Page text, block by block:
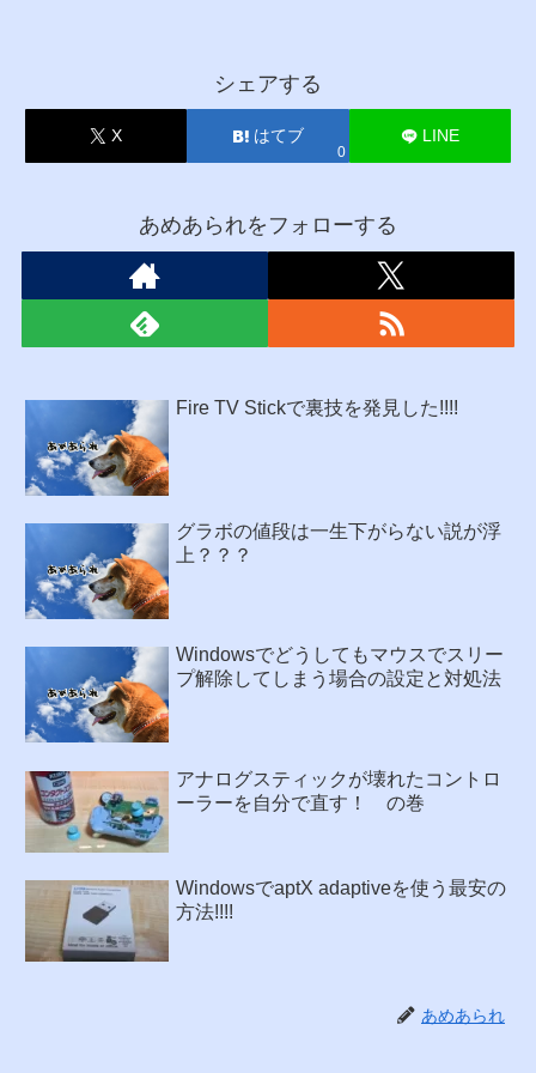
シェアする
X はてブ
0
LINE
あめあられをフォローする
Fire TV Stickで裏技を発見した!!!!
グラボの値段は一生下がらない説が浮
上？？？
Windowsでどうしてもマウスでスリー
プ解除してしまう場合の設定と対処法
アナログスティックが壊れたコントロ
ーラーを自分で直す！ の巻
WindowsでaptX adaptiveを使う最安の
方法!!!!
あめあられ